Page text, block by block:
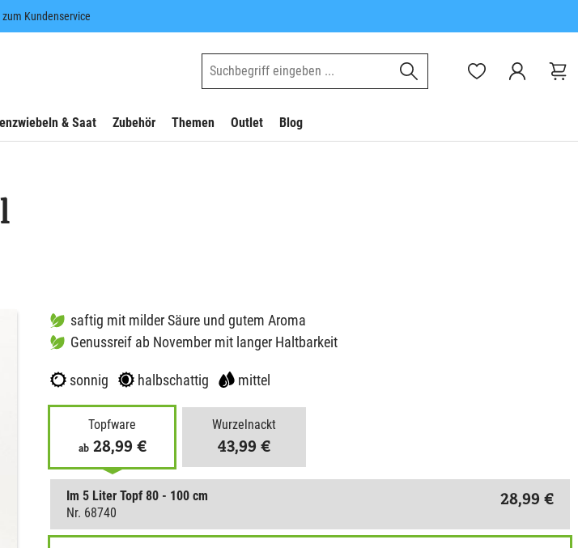
Kundenservice
& Saat Zubehör Themen Outlet Blog
saftig mit milder Säure und gutem Aroma
Genussreif ab November mit langer Haltbarkeit
sonnig halbschattig mittel
Topfware
ab 28,99 €
Wurzelnackt
43,99 €
Im 5 Liter Topf 80 - 100 cm
Nr. 68740
28,99 €